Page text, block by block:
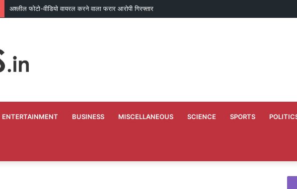
अश्लील फोटो-वीडियो वायरल करने वाला फरार आरोपी गिरफ्तार
ENTERTAINMENT BUSINESS MISCELLANEOUS SCIENCE SPORTS